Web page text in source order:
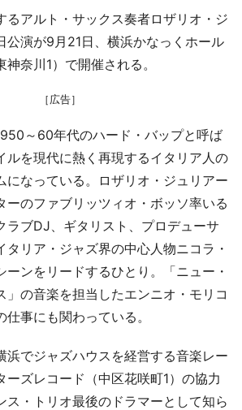
アルト・サックス奏者ロザリオ・ジ
公演が9月21日、横浜かなっくホール
神奈川1）で開催される。
［広告］
～60年代のハード・バップと呼ば
ルを現代に熱く再現するイタリア人の
になっている。ロザリオ・ジュリアー
ーのファブリッツィオ・ボッソ率いる
ラブDJ、ギタリスト、プロデューサ
タリア・ジャズ界の中心人物ニコラ・
ーンをリードするひとり。「ニュー・
」の音楽を担当したエンニオ・モリコ
事にも関わっている。
でジャズハウスを経営する音楽レー
ーズレコード（中区花咲町1）の協力
ス・トリオ最後のドラマーとして知ら